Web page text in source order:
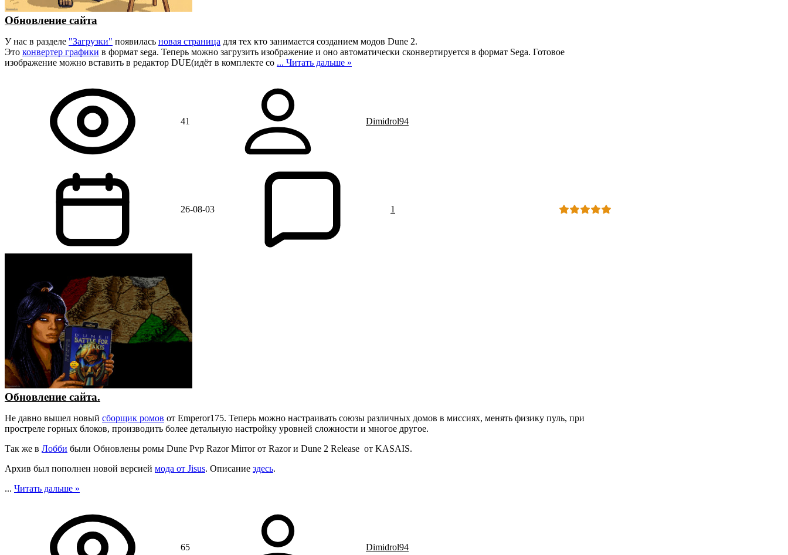
Обновление сайта
У нас в разделе "Загрузки" появилась новая страница для тех кто занимается созданием модов Dune 2.
Это конвертер графики в формат sega. Теперь можно загрузить изображение и оно автоматически сконвертируется в формат Sega. Готовое
изображение можно вставить в редактор DUE(идёт в комплекте со ... Читать дальше »
41 Dimidrol94
26-08-03 1
Обновление сайта.
Не давно вышел новый сборщик ромов от Emperor175. Теперь можно настраивать союзы различных домов в миссиях, менять физику пуль, при
простреле горных блоков, производить более детальную настройку уровней сложности и многое другое.
Так же в Лобби были Обновлены ромы Dune Pvp Razor Mirror от Razor и Dune 2 Release от KASAIS.
Архив был пополнен новой версией мода от Jisus. Описание здесь.
... Читать дальше »
65 Dimidrol94